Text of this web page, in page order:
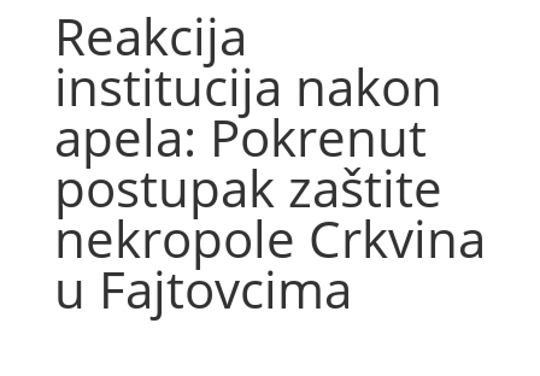
Reakcija
institucija nakon
apela: Pokrenut
postupak zaštite
nekropole Crkvina
u Fajtovcima